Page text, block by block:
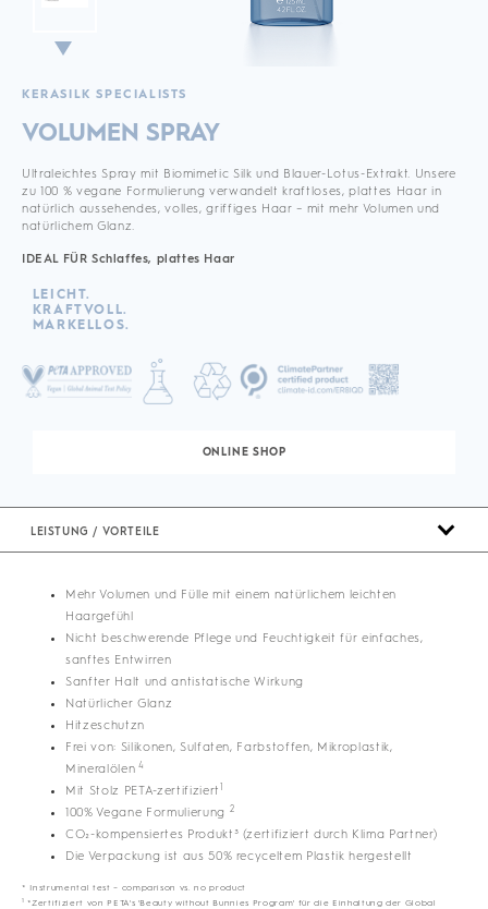
KERASILK SPECIALISTS
VOLUMEN SPRAY
Ultraleichtes Spray mit Biomimetic Silk und Blauer-Lotus-Extrakt. Unsere
zu 100 % vegane Formulierung verwandelt kraftloses, plattes Haar in
natürlich aussehendes, volles, griffiges Haar – mit mehr Volumen und
natürlichem Glanz.
IDEAL FÜR Schlaffes, plattes Haar
LEICHT.
KRAFTVOLL.
MARKELLOS.
ONLINE SHOP
LEISTUNG / VORTEILE
Mehr Volumen und Fülle mit einem natürlichem leichten
Haargefühl
Nicht beschwerende Pflege und Feuchtigkeit für einfaches,
sanftes Entwirren
Sanfter Halt und antistatische Wirkung
Natürlicher Glanz
Hitzeschutzn
Frei von: Silikonen, Sulfaten, Farbstoffen, Mikroplastik,
Mineralölen 4
Mit Stolz PETA-zertifiziert 1
100% Vegane Formulierung 2
CO₂-kompensiertes Produkt³ (zertifiziert durch Klima Partner)
Die Verpackung ist aus 50% recyceltem Plastik hergestellt
* Instrumental test – comparison vs. no product
1*Zertifiziert von PETA's 'Beauty without Bunnies Program' für die Einhaltung der Global